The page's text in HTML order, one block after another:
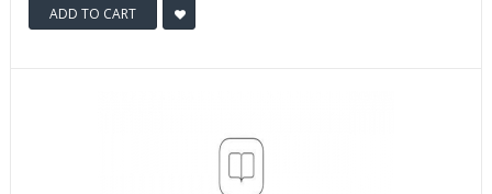
ADD TO CART